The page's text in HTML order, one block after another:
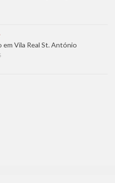
em Vila Real St. António